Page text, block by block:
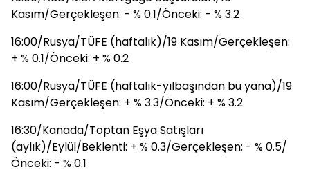
Kasım/Gerçekleşen: - % 0.1/Önceki: - % 3.2
16:00/Rusya/TÜFE (haftalık)/19 Kasım/Gerçekleşen:
+ % 0.1/Önceki: + % 0.2
16:00/Rusya/TÜFE (haftalık-yılbaşından bu yana)/19
Kasım/Gerçekleşen: + % 3.3/Önceki: + % 3.2
16:30/Kanada/Toptan Eşya Satışları
(aylık)/Eylül/Beklenti: + % 0.3/Gerçekleşen: - % 0.5/
Önceki: - % 0.1